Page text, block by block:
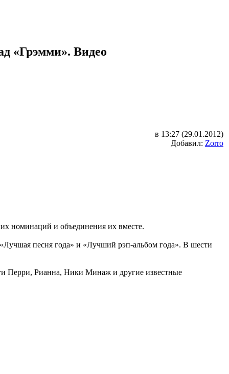
«Грэмми». Видео
в 13:27 (29.01.2012)
Добавил: Zorro
номинаций и объединения их вместе.
песня года» и «Лучший рэп-альбом года». В шести
Перри, Рианна, Ники Минаж и другие известные